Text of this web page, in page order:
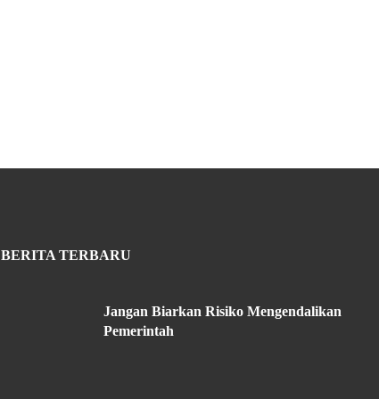
BERITA TERBARU
Jangan Biarkan Risiko Mengendalikan
Pemerintah